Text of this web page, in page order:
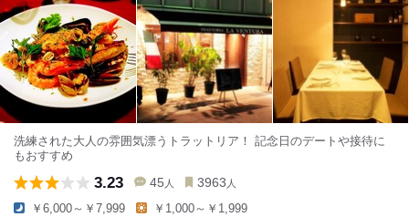
洗練された大人の雰囲気漂うトラットリア！ 記念日のデートや接待に
もおすすめ
3.23 45 人 3963 人
￥6,000～￥7,999 ￥1,000～￥1,999